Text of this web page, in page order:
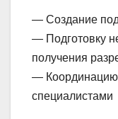
— Создание
— Подготовку
получения
— Координацию
специалистами